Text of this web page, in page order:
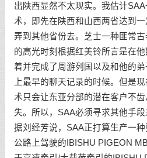
出陕西显然不太现实。我估计
术，即先在陕西和山西两省达到
弄到其他省份去。芝士一种匪常
的高光时刻根据红美铃所言是在
着并完成了周游列国以及和他的
上最早的聊天记录的时候。但是
术只会让东亚分部的潜在客户不
失。所以，SAA必须寻求其他手段
据刘经芳说，SAA正打算生产一
公路上驾驶的IBISHU PIGEON